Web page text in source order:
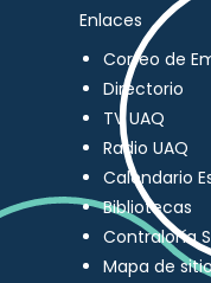
Enlaces
Correo de
Directorio
TV UAQ
Radio UAQ
Calendario
Bibliotecas
Contraloría
Mapa de